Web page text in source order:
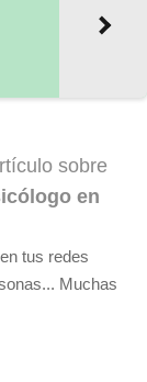
sobre
en
tus redes
Muchas